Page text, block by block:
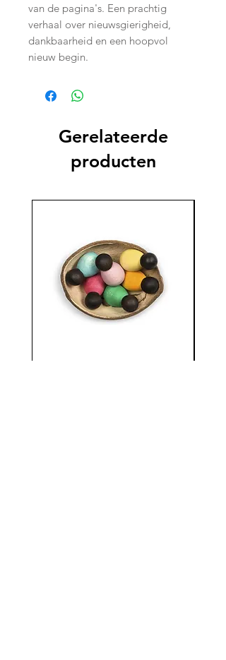
van de pagina's. Een prachtig
verhaal over nieuwsgierigheid,
dankbaarheid en een hoopvol
nieuw begin.
Gerelateerde
producten